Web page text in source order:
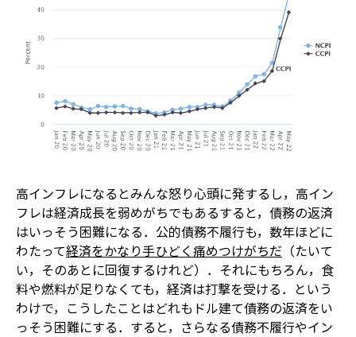
高インフレになるとみんな怒り心頭に発するし，高イン
フレは経済成長を弱めがちでもある――すると，債務の返済
はいっそう困難になる．公的債務不履行も，数年ほどに
わたって経済をかなり手ひどく痛めつけがちだ （たいて
い，そのあとに回復するけれど）．それにもちろん，食
料や燃料が足りなくても，経済は打撃を受ける．という
わけで，こうしたことはどれもドル建て債務の返済をい
っそう困難にする．すると，さらなる債務不履行やイン